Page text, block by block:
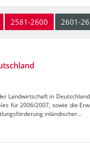
2581-2600 2601-
Landwirtschaft in
für 2006/2007, sowie die
inländischer…